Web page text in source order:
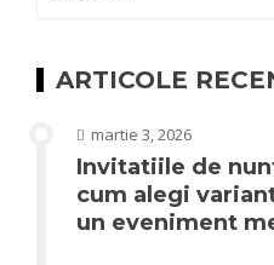
după:
ARTICOLE
martie 3, 2026
Invitatiile de
cum alegi
un eveniment